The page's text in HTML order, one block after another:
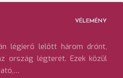
VÉLEMÉNY
légierő lelőtt három drónt,
ország légterét. Ezek közül